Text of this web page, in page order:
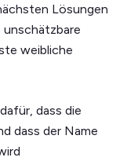
Lösungen
unschätzbare
weibliche
dass die
dass der Name